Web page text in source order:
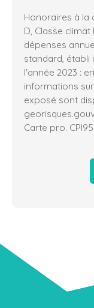
Honoraires à la
D, Classe
dépenses
standard, établi
l'année 2023 :
informations
exposé sont
Carte pro.